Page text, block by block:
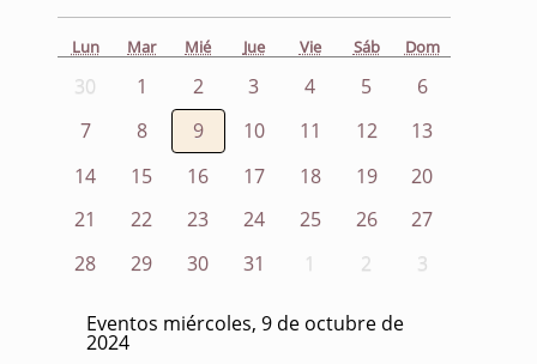
Lun Mar Mié Jue Vie Sáb Dom
30 1 2 3 4 5
6
7
8 9 10 11 12
13
14
15 16 17 18 19
20
21
22 23 24 25 26
27
28
29 30 31 1 2 3
Eventos miércoles, 9 de octubre de
2024